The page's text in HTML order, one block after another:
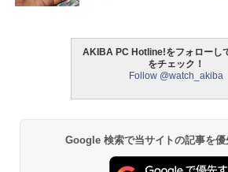
AKIBA PC Hotline!をフォローし
をチェック！
Follow @watch_akiba
Google 検索で当サイトの記事を優